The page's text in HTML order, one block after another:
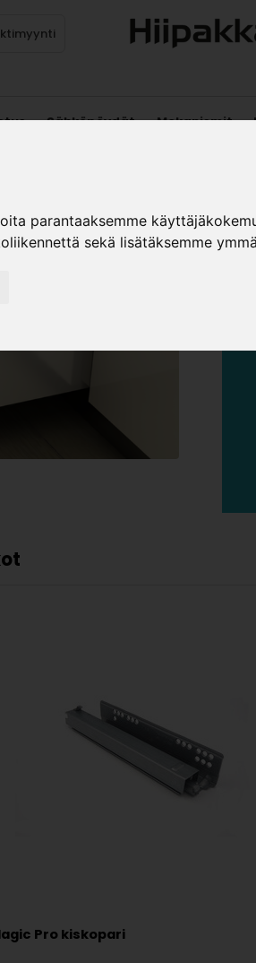
parantaaksemme
sekä lisätäksemme
Sähköpöydät Mekanismit
Pro kiskopari